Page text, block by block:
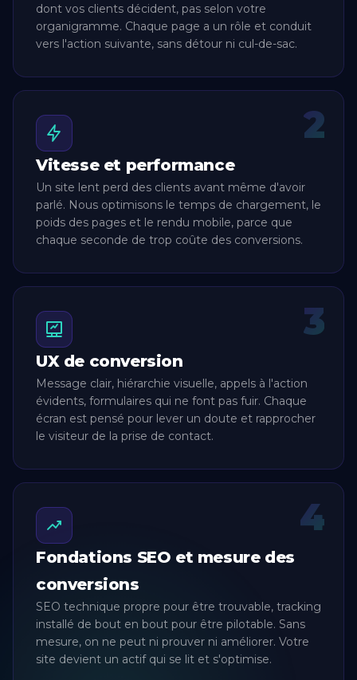
dont vos clients décident, pas selon votre
organigramme. Chaque page a un rôle et conduit
vers l'action suivante, sans détour ni cul-de-sac.
2
Vitesse et performance
Un site lent perd des clients avant même d'avoir
parlé. Nous optimisons le temps de chargement, le
poids des pages et le rendu mobile, parce que
chaque seconde de trop coûte des conversions.
3
UX de conversion
Message clair, hiérarchie visuelle, appels à l'action
évidents, formulaires qui ne font pas fuir. Chaque
écran est pensé pour lever un doute et rapprocher
le visiteur de la prise de contact.
4
Fondations SEO et mesure des
conversions
SEO technique propre pour être trouvable, tracking
installé de bout en bout pour être pilotable. Sans
mesure, on ne peut ni prouver ni améliorer. Votre
site devient un actif qui se lit et s'optimise.